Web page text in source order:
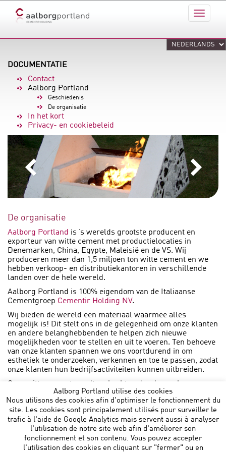
DOCUMENTATIE
Contact
Aalborg Portland
Geschiedenis
De organisatie
In het kort
Privacy- en cookiebeleid
De organisatie
Aalborg Portland is ’s werelds grootste producent en
exporteur van witte cement met productielocaties in
Denemarken, China, Egypte, Maleisië en de VS. Wij
produceren meer dan 1,5 miljoen ton witte cement en we
hebben verkoop- en distributiekantoren in verschillende
landen over de hele wereld.
Aalborg Portland is 100% eigendom van de Italiaanse
Cementgroep Cementir Holding NV.
Wij bieden de wereld een materiaal waarmee alles
mogelijk is! Dit stelt ons in de gelegenheid om onze klanten
en andere belanghebbenden te helpen zich nieuwe
mogelijkheden voor te stellen en uit te voeren. Ten behoeve
van onze klanten spannen we ons voortdurend in om
esthetiek te onderzoeken, verkennen en toe te passen, zodat
onze klanten hun bedrijfsactiviteiten kunnen uitbreiden.
Onze witte cement wordt verkocht onder de merknaam
AALBORG WHITEAalborg Portland utilise des cookies
Nous utilisons des cookies afin d'optimiser le fonctionnement du
site. Les cookies sont principalement utilisés pour surveiller le
trafic à l'aide de Google Analytics mais servent aussi à analyser
l'utilisation de notre site web afin d'améliorer son
fonctionnement et son contenu. Vous pouvez accepter
l'utilisation des cookies en cliquant sur "fermer" ou en